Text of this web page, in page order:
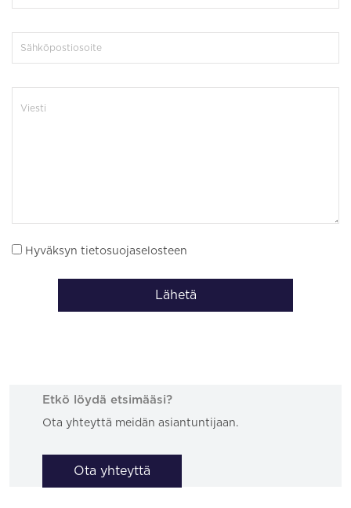
Hyväksyn tietosuojaselosteen
Lähetä
Etkö löydä etsimääsi?
Ota yhteyttä meidän asiantuntijaan.
Ota yhteyttä